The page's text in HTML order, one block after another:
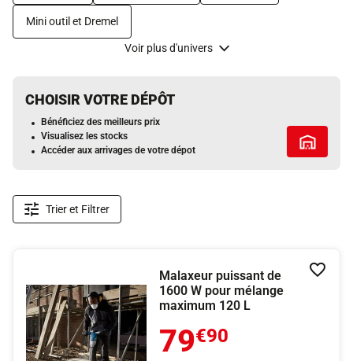
Mini outil et Dremel
Voir plus d'univers
CHOISIR VOTRE DÉPÔT
Bénéficiez des meilleurs prix
Visualisez les stocks
Accéder aux arrivages de votre dépot
Tous les
Trier et Filtrer
Malaxeur puissant de
1600 W pour mélange
maximum 120 L
79€90